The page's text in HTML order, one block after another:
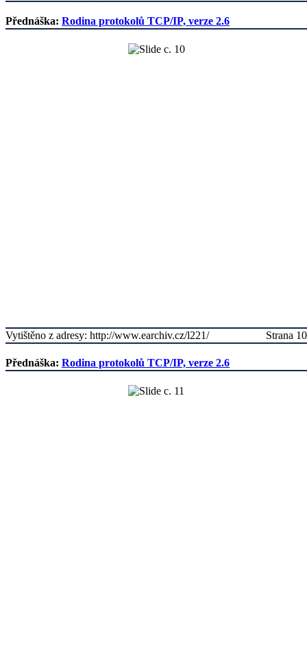
Přednáška: Rodina protokolů TCP/IP, verze 2.6
Strana 10
Vytištěno z adresy: http://www.earchiv.cz/l221/
Přednáška: Rodina protokolů TCP/IP, verze 2.6